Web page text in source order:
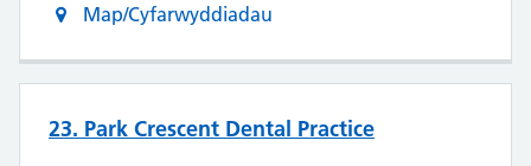
Map/Cyfarwyddiadau
23. Park Crescent Dental Practice